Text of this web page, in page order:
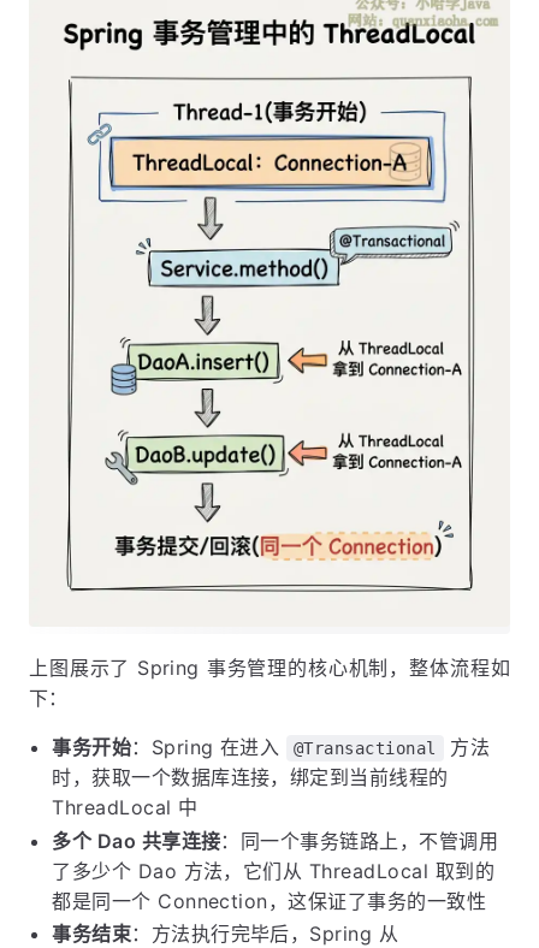
上图展示了 Spring 事务管理的核心机制，整体流程如
下：
事务开始：Spring 在进入 @Transactional
方法
时，获取一个数据库连接，绑定到当前线程的
ThreadLocal 中
多个 Dao 共享连接：同一个事务链路上，不管调用
了多少个 Dao 方法，它们从 ThreadLocal 取到的
都是同一个 Connection，这保证了事务的一致性
事务结束：方法执行完毕后，Spring 从